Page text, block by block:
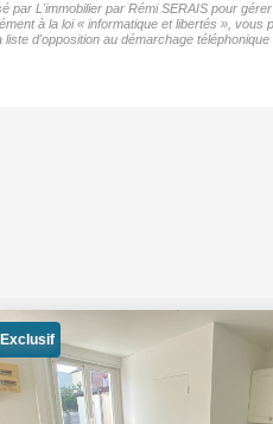
L'immobilier par Rémi SERAIS pour
à la loi « informatique et libertés »,
d'opposition au démarchage
Exclusif